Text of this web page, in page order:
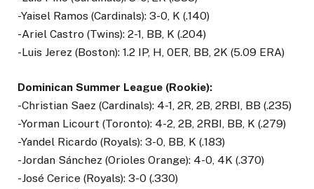
-Yaisel Ramos (Cardinals): 3-0, K (.140)
-Ariel Castro (Twins): 2-1, BB, K (.204)
-Luis Jerez (Boston): 1.2 IP, H, 0ER, BB, 2K (5.09 ERA)
Dominican Summer League (Rookie):
-Christian Saez (Cardinals): 4-1, 2R, 2B, 2RBI, BB (.235)
-Yorman Licourt (Toronto): 4-2, 2B, 2RBI, BB, K (.279)
-Yandel Ricardo (Royals): 3-0, BB, K (.183)
-Jordan Sánchez (Orioles Orange): 4-0, 4K (.370)
-José Cerice (Royals): 3-0 (.330)